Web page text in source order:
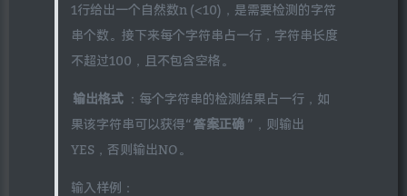
1行给出一个自然数n (<10)，是需要检测的字符
串个数。接下来每个字符串占一行，字符串长度
不超过100，且不包含空格。
输出格式 ：每个字符串的检测结果占一行，如
果该字符串可以获得“答案正确 ”，则输出
YES，否则输出NO。
输入样例：